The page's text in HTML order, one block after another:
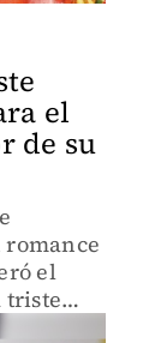
el
de su
el
triste